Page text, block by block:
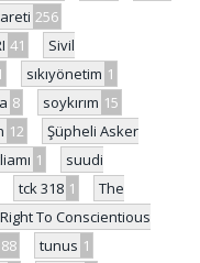
256
41
Sivil
sıkıyönetim 1
8 soykırım 15
12
Şüpheli Asker
1
suudi
tck 318 1
The
To Conscientious
tunus 1